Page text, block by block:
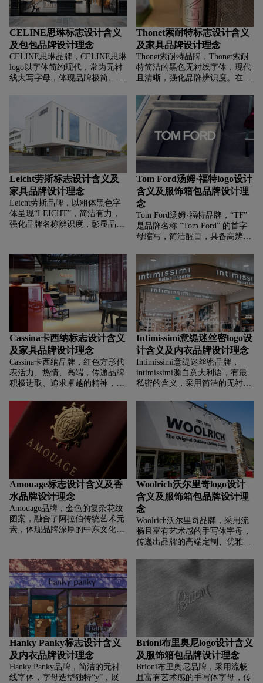
CELINE思琳标志设计含义
及包包品牌设计理念
CELINE思琳品牌，‌‌‌CELINE思琳
logo以字体简约现代，常为无衬
线大写字母，体现品牌极简、优
追求，传递法式轻奢的格调。
Thonet索耐特标志设计含义
及家具品牌设计理念
Thonet索耐特品牌，‌‌‌Thonet索耐
特简洁的黑色无衬线字体，现代
且清晰，强化品牌辨识度。在漫
代、诠释其在家具领域的长久影
响力。
Leicht劳斯标志设计含义及
家具品牌设计理念
Leicht劳斯品牌，‌‌‌以粗体黑色字
体呈现“LEICHT”，简洁有力，
强化品牌名称辨识度，彰显品牌
Tom Ford汤姆·福特logo设计
含义及服饰箱包品牌设计理
念
Tom Ford汤姆·福特品牌，‌‌‌“TF”
是品牌名称 “Tom Ford” 的首字
母缩写，简洁醒目，具备高辨识
牌，传递出品牌追求简洁、有力
的时尚表达，契合 Tom Ford 在
时尚、美妆等领域展现的大胆、
前卫又极具个性的风格 。
Cassina卡西纳标志设计含义
及家具品牌设计理念
Cassina卡西纳品牌，‌‌‌红色方形代
表活力、热情、高端，传递品牌
积极进取、追求卓越的精神，也
场，契合其高端家具定位，给人
留下深刻、热烈的视觉印象。简
洁的白色无衬线字体 “Cassina”
，现代、清晰，体现品牌简约、
时尚的设计理念，与家具设计中
对简洁美学和精湛工艺的追求相
呼应，传递出精致、高端且具有
现代感的品牌形象，便于快速识
别与记忆。
Intimissimi意缇迷丝密logo设
计含义及内衣品牌设计理念
Intimissimi意缇迷丝密品牌，‌‌‌
intimissimi源自意大利语，有最
私密的含义，采用简洁的无衬线
边框内，展现出简约、现代、精
致的风格，契合品牌源自意大利
的时尚审美，传递出优雅、高端
的品牌气质，让消费者关联到其
产品常有的高品质面料、细腻工
艺与时尚设计。
Amouage标志设计含义及香
水品牌设计理念
Amouage品牌，‌‌‌金色的复杂花纹
图案，融合了阿拉伯传统艺术元
素，体现品牌深厚的中东文化底
呼应其高端香水定位，传递出神
秘、典雅的气质，如同香水中复
杂且富有层次的香调 。
Woolrich沃尔里奇logo设计
含义及服饰箱包品牌设计理
念
Woolrich沃尔里奇品牌，‌‌‌采用流
畅且富有艺术感的手写体字母，
传递出品牌的高端定制、优雅奢
艺的精致与独特 。
Hanky Panky标志设计含义
及内衣品牌设计理念
Hanky Panky品牌，‌‌‌简洁的无衬
线字体，字母造型独特“y”，展
Brioni布里奥尼logo设计含义
及服饰箱包品牌设计理念
Brioni布里奥尼品牌，‌‌‌采用流畅
且富有艺术感的手写体字母，传